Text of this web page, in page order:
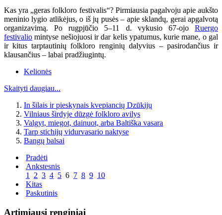
Kas yra „geras folkloro festivalis“? Pirmiausia pagalvoju apie aukšto
meninio lygio atlikėjus, o iš jų pusės – apie sklandų, gerai apgalvotą
organizavimą. Po rugpjūčio 5–11 d. vykusio 67-ojo Ruergo
festivalio mintyse nešiojuosi ir dar kelis ypatumus, kurie mane, o gal
ir kitus tarptautinių folkloro renginių dalyvius – pasirodančius ir
klausančius – labai pradžiugintų.
Kelionės
Skaityti daugiau...
In šilais ir pieskynais kvepiancių Dzūkijų
Vilniaus širdyje dūzgė folkloro avilys
Valgyt, miegot, dainuot, arba Baltiška vasara
Tarp stichijų vidurvasario naktyse
Bangų balsai
Pradėti
Ankstesnis
1 2 3 4 5 6 7 8 9 10
Kitas
Paskutinis
Artimiausi renginiai